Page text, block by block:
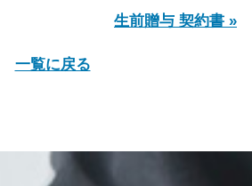
生前贈与 契約書 »
一覧に戻る